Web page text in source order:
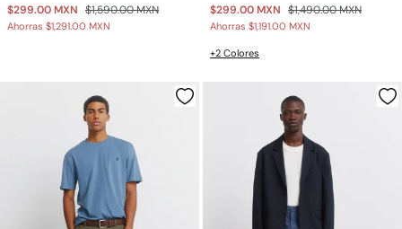
$299.00 MXN $1,590.00 MXN
Ahorras $1,291.00 MXN
$299.00 MXN $1,490.00 MXN
Ahorras $1,191.00 MXN
+2 Colores